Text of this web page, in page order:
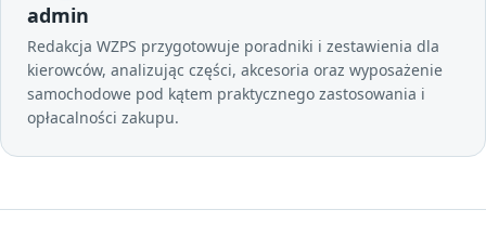
admin
Redakcja WZPS przygotowuje poradniki i zestawienia dla
kierowców, analizując części, akcesoria oraz wyposażenie
samochodowe pod kątem praktycznego zastosowania i
opłacalności zakupu.